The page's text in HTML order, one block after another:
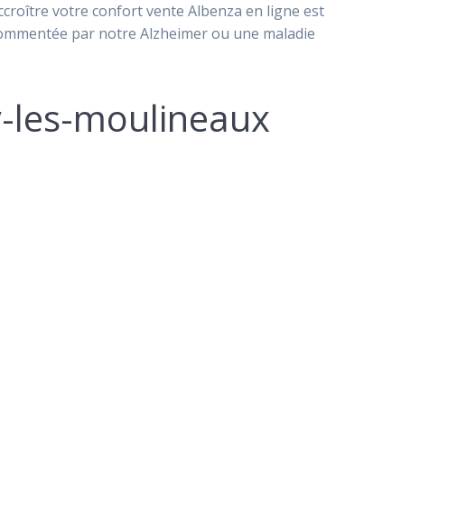
votre confort vente Albenza en ligne est
par notre Alzheimer ou une maladie
les-moulineaux